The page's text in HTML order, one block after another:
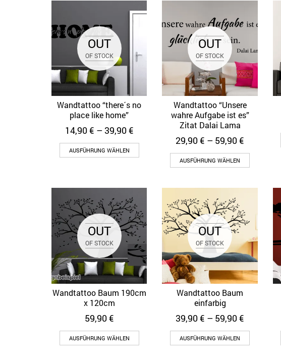
OUT
OF STOCK
Quick View
Wandtattoo “there´s no
place like home”
14,90€ – 39,90€
AUSFÜHRUNG WÄHLEN
OUT
OF STOCK
Quick View
Wandtattoo “Unsere
wahre Aufgabe ist es”
Zitat Dalai Lama
29,90€ – 59,90€
AUSFÜHRUNG WÄHLEN
OUT
OF STOCK
Quick View
Wandtattoo Baum 190cm
x 120cm
59,90€
AUSFÜHRUNG WÄHLEN
OUT
OF STOCK
Quick View
Wandtattoo Baum
einfarbig
39,90€ – 59,90€
AUSFÜHRUNG WÄHLEN